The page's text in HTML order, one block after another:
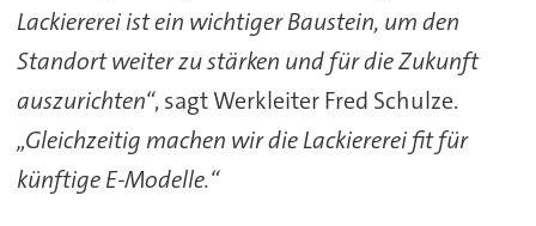
Lackiererei ist ein wichtiger Baustein, um den
Standort weiter zu stärken und für die Zukunft
auszurichten“, sagt Werkleiter Fred Schulze.
„Gleichzeitig machen wir die Lackiererei fit für
künftige E-Modelle.“